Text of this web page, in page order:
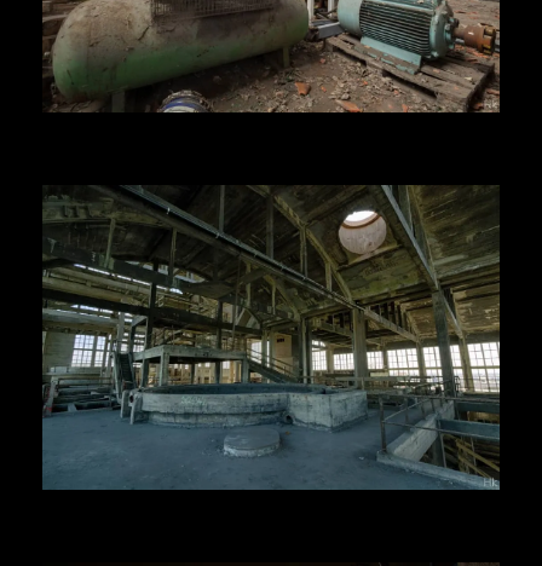
Voir la suite
Herr Kolonel
Voir la suite